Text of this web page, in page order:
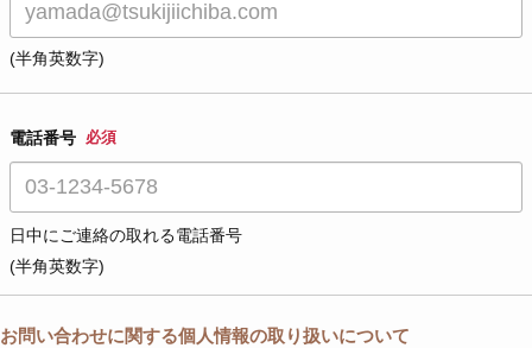
(半角英数字)
電話番号 必須
日中にご連絡の取れる電話番号
(半角英数字)
お問い合わせに関する個人情報の取り扱いについて